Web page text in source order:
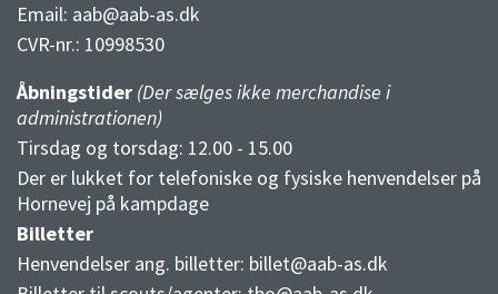
Email: aab@aab-as.dk
CVR-nr.: 10998530
Åbningstider (Der sælges ikke merchandise i
administrationen)
Tirsdag og torsdag: 12.00 - 15.00
Der er lukket for telefoniske og fysiske henvendelser på
Hornevej på kampdage
Billetter
Henvendelser ang. billetter: billet@aab-as.dk